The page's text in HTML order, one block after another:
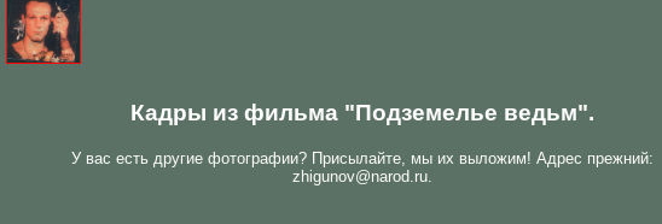
Кадры из фильма "Подземелье ведьм".
У вас есть другие фотографии? Присылайте, мы их выложим! Адрес прежний:
zhigunov@narod.ru.